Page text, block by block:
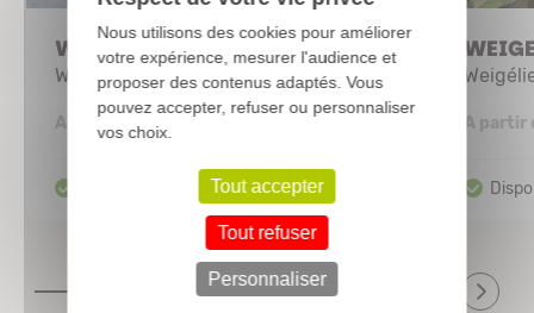
WEIGELA 'All summer Red'
Weigélie
A partir de 10,71 € A partir
Nous utilisons des cookies pour améliorer
votre expérience, mesurer l'audience et
proposer des contenus adaptés. Vous
pouvez accepter, refuser ou personnaliser
vos choix.
Tout accepter
Tout refuser
Personnaliser